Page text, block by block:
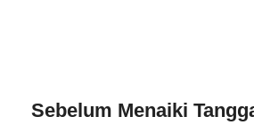
Sebelum Menaiki